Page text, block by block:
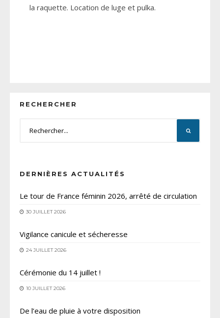
la raquette. Location de luge et pulka.
RECHERCHER
DERNIÈRES ACTUALITÉS
Le tour de France féminin 2026, arrêté de circulation
30 JUILLET 2026
Vigilance canicule et sécheresse
24 JUILLET 2026
Cérémonie du 14 juillet !
10 JUILLET 2026
De l’eau de pluie à votre disposition